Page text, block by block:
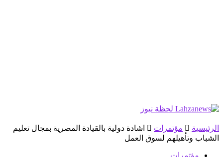
الرئيسية مؤتمرات
اشادة دولية بالقيادة المصرية بمجال تعليم
الشباب وتأهيلهم لسوق العمل
مؤتمرات